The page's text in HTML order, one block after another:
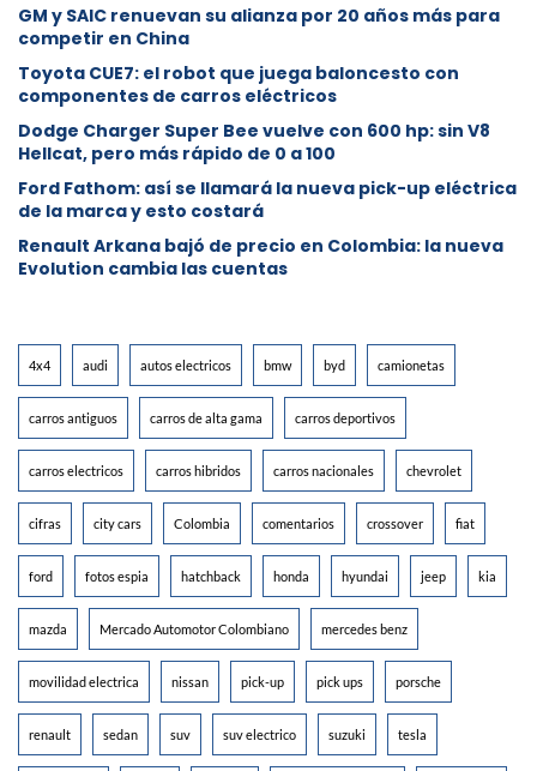
GM y SAIC renuevan su alianza por 20 años más para
competir en China
Toyota CUE7: el robot que juega baloncesto con
componentes de carros eléctricos
Dodge Charger Super Bee vuelve con 600 hp: sin V8
Hellcat, pero más rápido de 0 a 100
Ford Fathom: así se llamará la nueva pick-up eléctrica
de la marca y esto costará
Renault Arkana bajó de precio en Colombia: la nueva
Evolution cambia las cuentas
4x4 audi autos electricos bmw byd camionetas
carros antiguos carros de alta gama carros deportivos
carros electricos carros hibridos carros nacionales chevrolet
cifras city cars Colombia comentarios crossover fiat
ford fotos espia hatchback honda hyundai jeep kia
mazda Mercado Automotor Colombiano mercedes benz
movilidad electrica nissan pick-up pick ups porsche
renault sedan suv suv electrico suzuki tesla